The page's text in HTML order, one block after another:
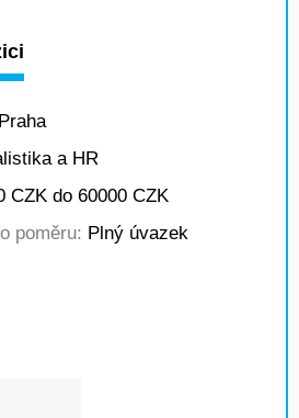
a HR
CZK do 60000 CZK
poměru: Plný úvazek